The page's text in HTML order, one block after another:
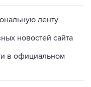
ленту
новостей сайта
в официальном